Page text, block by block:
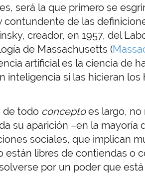
será la que primero se
contundente de las
creador, en 1957, del
de Massachusetts (
artificial es la ciencia de
inteligencia si las hicieran los
de todo conceptoes largo, no
su aparición –en la mayoría
sociales, que implican
están libres de contiendas o
por un poder que